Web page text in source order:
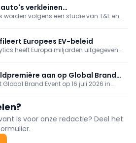
aan een lagere CO2-uitstoot.
verkleinen
worden volgens een studie van T&E en
Europees EV-beleid
heeft Europa miljarden uitgegeven
en andere oplossingen.aan op Global Brand
Global Brand Event op 16 juli 2026 in
bevestigen vóór 3 juni.
is voor onze redactie? Deel het